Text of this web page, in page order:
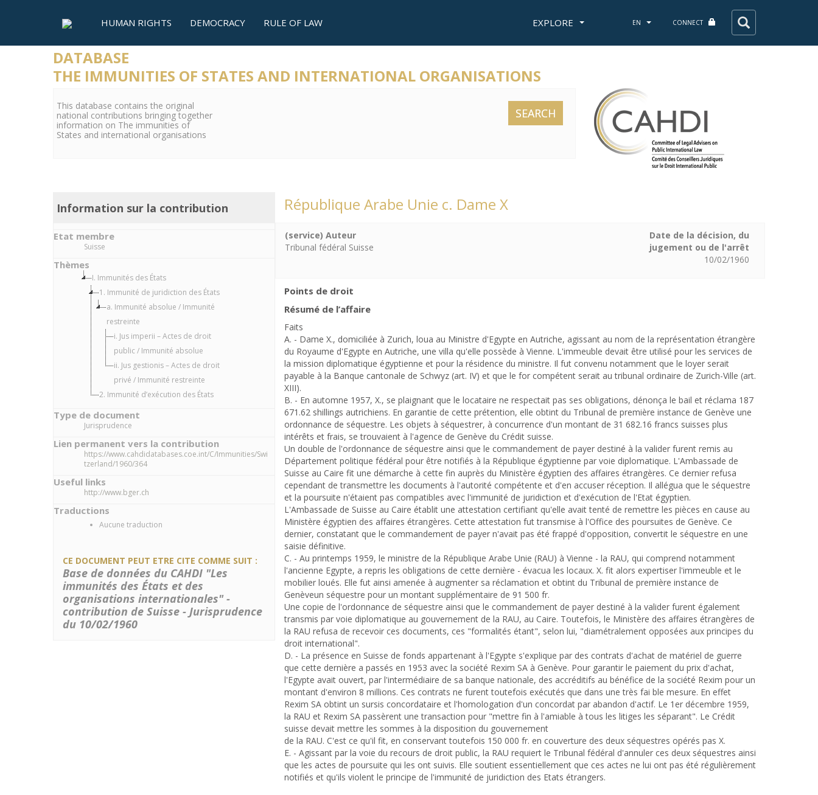
HUMAN RIGHTS DEMOCRACY RULE OF LAW EXPLORE EN CONNECT
DATABASE
THE IMMUNITIES OF STATES AND INTERNATIONAL ORGANISATIONS
This database contains the original
national contributions bringing together
information on The immunities of
States and international organisations
SEARCH
Information sur la contribution
Etat membre
Suisse
Thèmes
I. Immunités des États
1. Immunité de juridiction des États
a. Immunité absolue / Immunité
restreinte
i. Jus imperii – Actes de droit
public / Immunité absolue
ii. Jus gestionis – Actes de droit
privé / Immunité restreinte
2. Immunité d’exécution des États
Type de document
Jurisprudence
Lien permanent vers la contribution
https://www.cahdidatabases.coe.int/C/Immunities/Swi
tzerland/1960/364
Useful links
http://www.bger.ch
Traductions
Aucune traduction
CE DOCUMENT PEUT ETRE CITE COMME SUIT :
Base de données du CAHDI "Les
immunités des États et des
organisations internationales" -
contribution de Suisse - Jurisprudence
du 10/02/1960
République Arabe Unie c. Dame X
(service) Auteur
Tribunal fédéral Suisse
Date de la décision, du
jugement ou de l'arrêt
10/02/1960
Points de droit
Résumé de l’affaire
Faits
A. - Dame X., domiciliée à Zurich, loua au Ministre d'Egypte en Autriche, agissant au nom de la représentation étrangère
du Royaume d'Egypte en Autriche, une villa qu'elle possède à Vienne. L'immeuble devait être utilisé pour les services de
la mission diplomatique égyptienne et pour la résidence du ministre. Il fut convenu notamment que le loyer serait
payable à la Banque cantonale de Schwyz (art. IV) et que le for compétent serait au tribunal ordinaire de Zurich-Ville (art.
XIII).
B. - En automne 1957, X., se plaignant que le locataire ne respectait pas ses obligations, dénonça le bail et réclama 187
671.62 shillings autrichiens. En garantie de cette prétention, elle obtint du Tribunal de première instance de Genève une
ordonnance de séquestre. Les objets à séquestrer, à concurrence d'un montant de 31 682.16 francs suisses plus
intérêts et frais, se trouvaient à l'agence de Genève du Crédit suisse.
Un double de l'ordonnance de séquestre ainsi que le commandement de payer destiné à la valider furent remis au
Département politique fédéral pour être notifiés à la République égyptienne par voie diplomatique. L'Ambassade de
Suisse au Caire fit une démarche à cette fin auprès du Ministère égyptien des affaires étrangères. Ce dernier refusa
cependant de transmettre les documents à l'autorité compétente et d'en accuser réception. Il allégua que le séquestre
et la poursuite n'étaient pas compatibles avec l'immunité de juridiction et d'exécution de l'Etat égyptien.
L'Ambassade de Suisse au Caire établit une attestation certifiant qu'elle avait tenté de remettre les pièces en cause au
Ministère égyptien des affaires étrangères. Cette attestation fut transmise à l'Office des poursuites de Genève. Ce
dernier, constatant que le commandement de payer n'avait pas été frappé d'opposition, convertit le séquestre en une
saisie définitive.
C. - Au printemps 1959, le ministre de la République Arabe Unie (RAU) à Vienne - la RAU, qui comprend notamment
l'ancienne Egypte, a repris les obligations de cette dernière - évacua les locaux. X. fit alors expertiser l'immeuble et le
mobilier loués. Elle fut ainsi amenée à augmenter sa réclamation et obtint du Tribunal de première instance de
Genèveun séquestre pour un montant supplémentaire de 91 500 fr.
Une copie de l'ordonnance de séquestre ainsi que le commandement de payer destiné à la valider furent également
transmis par voie diplomatique au gouvernement de la RAU, au Caire. Toutefois, le Ministère des affaires étrangères de
la RAU refusa de recevoir ces documents, ces "formalités étant", selon lui, "diamétralement opposées aux principes du
droit international".
D. - La présence en Suisse de fonds appartenant à l'Egypte s'explique par des contrats d'achat de matériel de guerre
que cette dernière a passés en 1953 avec la société Rexim SA à Genève. Pour garantir le paiement du prix d'achat,
l'Egypte avait ouvert, par l'intermédiaire de sa banque nationale, des accréditifs au bénéfice de la société Rexim pour un
montant d'environ 8 millions. Ces contrats ne furent toutefois exécutés que dans une très fai ble mesure. En effet
Rexim SA obtint un sursis concordataire et l'homologation d'un concordat par abandon d'actif. Le 1er décembre 1959,
la RAU et Rexim SA passèrent une transaction pour "mettre fin à l'amiable à tous les litiges les séparant". Le Crédit
suisse devait mettre les sommes à la disposition du gouvernement
de la RAU. C'est ce qu'il fit, en conservant toutefois 150 000 fr. en couverture des deux séquestres opérés pas X.
E. - Agissant par la voie du recours de droit public, la RAU requiert le Tribunal fédéral d'annuler ces deux séquestres ainsi
que les actes de poursuite qui les ont suivis. Elle soutient essentiellement que ces actes ne lui ont pas été régulièrement
notifiés et qu'ils violent le principe de l'immunité de juridiction des Etats étrangers.